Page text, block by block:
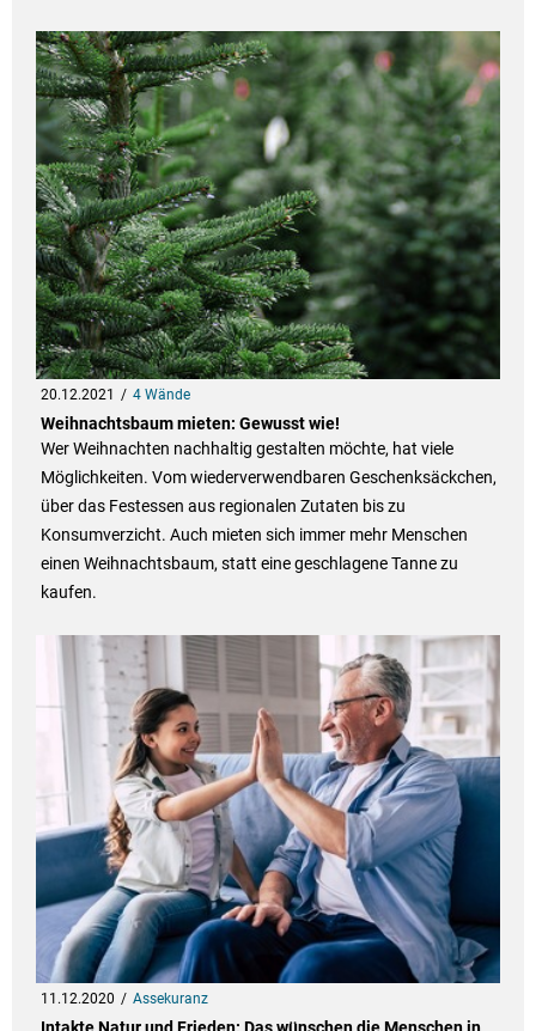
20.12.2021 4 Wände
Weihnachtsbaum mieten: Gewusst wie!
Wer Weihnachten nachhaltig gestalten möchte, hat viele
Möglichkeiten. Vom wiederverwendbaren Geschenksäckchen,
über das Festessen aus regionalen Zutaten bis zu
Konsumverzicht. Auch mieten sich immer mehr Menschen
einen Weihnachtsbaum, statt eine geschlagene Tanne zu
kaufen.
11.12.2020 Assekuranz